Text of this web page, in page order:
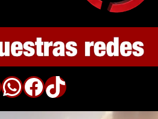
WhatsApp Facebook TikTok